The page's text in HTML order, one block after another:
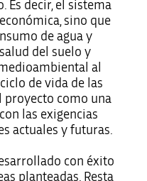
decir, el sistema
sino que
de agua y
del suelo y
al
de vida de las
proyecto como una
las exigencias
actuales y futuras.
con éxito
planteadas. Resta